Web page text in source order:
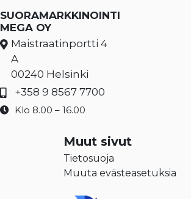
SUORAMARKKINOINTI
MEGA OY
Maistraatinportti 4
A
00240 Helsinki
+358 9 8567 7700
Klo 8.00 – 16.00
Muut sivut
Tietosuoja
Muuta evästeasetuksia